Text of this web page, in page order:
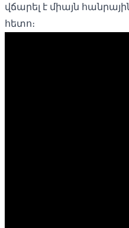
վճարել է միայն
հետո։